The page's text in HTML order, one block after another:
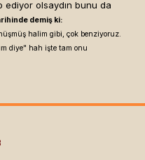
ediyor olsaydın bunu da
demiş ki:
halim gibi, çok benziyoruz.
diye" hah işte tam onu